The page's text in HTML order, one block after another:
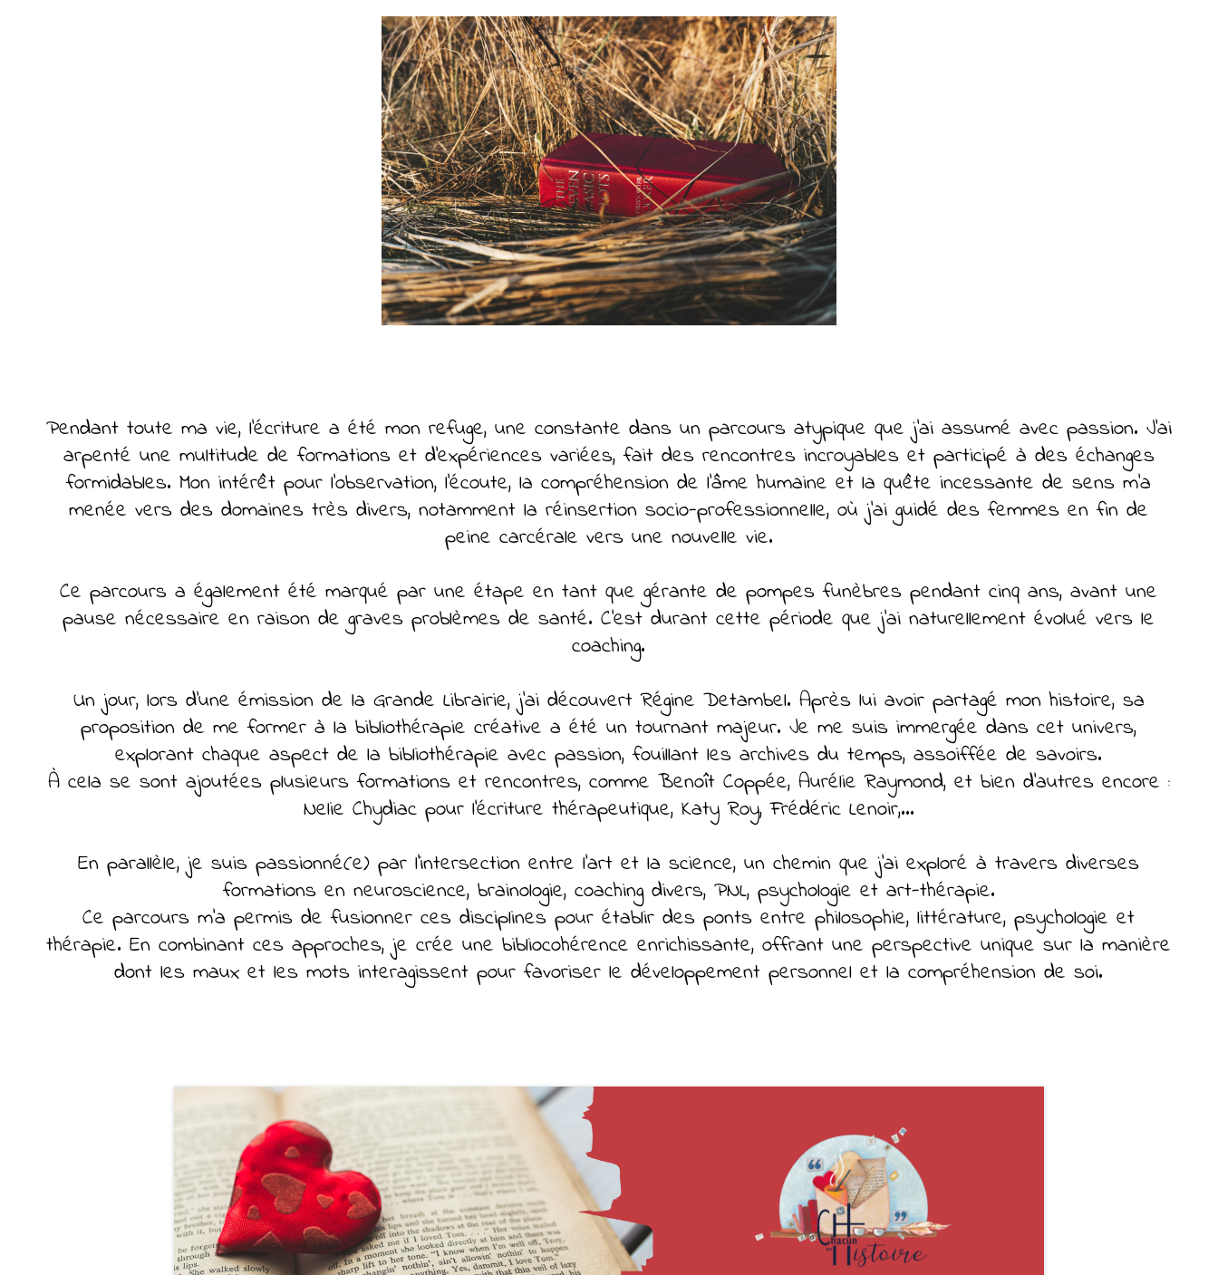
Pendant toute ma vie, l’écriture a été mon refuge, une constante dans un parcours atypique que j’ai assumé avec passion. J’ai
arpenté une multitude de formations et d’expériences variées, fait des rencontres incroyables et participé à des échanges
formidables. Mon intérêt pour l’observation, l’écoute, la compréhension de l’âme humaine et la quête incessante de sens m’a
menée vers des domaines très divers, notamment la réinsertion socio-professionnelle, où j’ai guidé des femmes en fin de
peine carcérale vers une nouvelle vie.
Ce parcours a également été marqué par une étape en tant que gérante de pompes funèbres pendant cinq ans, avant une
pause nécessaire en raison de graves problèmes de santé. C’est durant cette période que j’ai naturellement évolué vers le
coaching.
Un jour, lors d’une émission de la Grande Librairie, j’ai découvert Régine Detambel. Après lui avoir partagé mon histoire, sa
proposition de me former à la bibliothérapie créative a été un tournant majeur. Je me suis immergée dans cet univers,
explorant chaque aspect de la bibliothérapie avec passion, fouillant les archives du temps, assoiffée de savoirs.
À cela se sont ajoutées plusieurs formations et rencontres, comme Benoît Coppée, Aurélie Raymond, et bien d’autres encore :
Nelie Chydiac pour l’écriture thérapeutique, Katy Roy, Frédéric Lenoir,...
En parallèle, je suis passionné(e) par l’intersection entre l’art et la science, un chemin que j’ai exploré à travers diverses
formations en neuroscience, brainologie, coaching divers, PNL, psychologie et art-thérapie.
Ce parcours m’a permis de fusionner ces disciplines pour établir des ponts entre philosophie, littérature, psychologie et
thérapie. En combinant ces approches, je crée une bibliocohérence enrichissante, offrant une perspective unique sur la manière
dont les maux et les mots interagissent pour favoriser le développement personnel et la compréhension de soi.